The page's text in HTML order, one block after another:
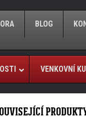
BLOG
VENKOVNÍ